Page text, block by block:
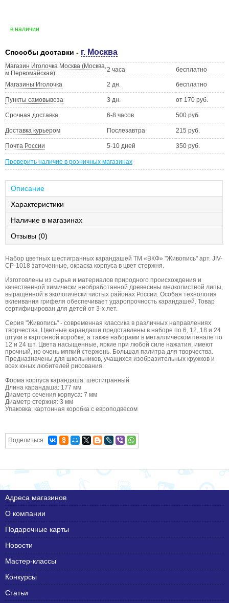
в наличии
Способы доставки - г. Москва
Магазин Иголочка Москва (Москва,
м.Первомайская)
2 часа бесплатно
Магазины Иголочка 2 дн. бесплатно
Пункты самовывоза 3 дн. от 170 руб.
Срочная доставка 6-8 часов 500 руб.
Доставка курьером Послезавтра 215 руб.
Почта России 5-10 дней 350 руб.
Проверить наличие в розничных магазинах
Описание
Характеристики
Наличие в магазинах
Отзывы (0)
Набор цветных шестигранных карандашей ТМ «ВКФ» "Живопись" арт. JIV-
CP-1018 заточенные, окраска корпуса в цвет стержня.
Изготовлены из сырья и материалов природного происхождения и
качественной химически необработанной древесины мелколистной липы,
выращенной в экологически чистых районах России. Особая технология
вклеивания грифеля обеспечивает ударопрочность карандашей. Товар
сертифицирован для детей от 3-х лет.
Серия "Живопись" - современная классика в различных направлениях
творчества. Цветные карандаши представлены в наборе по 6, 12, 18 и 24
штуки в картонной коробке, а также наборами в металлическом пенале по
12 и 24 шт. Цвета насыщенные, яркие при любой силе нажатия, имеют
прочный, но очень мягкий стержень. Большая палитра для творчества.
Предназначены для школьников, учащихся изобразительных кружков и
всех юных любителей рисования.
Форма корпуса карандаша: шестигранный
Длина карандаша: 177 мм
Диаметр сечения корпуса: 7 мм
Диаметр стержня: 3 мм
Упаковка: картонная коробка с европодвесом
Поделиться
Адреса магазинов
О компании
Подарочные карты
Новости
Мастер-классы
Конкурсы
Статьи